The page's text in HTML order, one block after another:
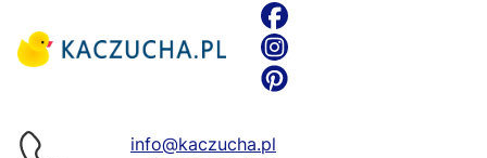
info@kaczucha.pl